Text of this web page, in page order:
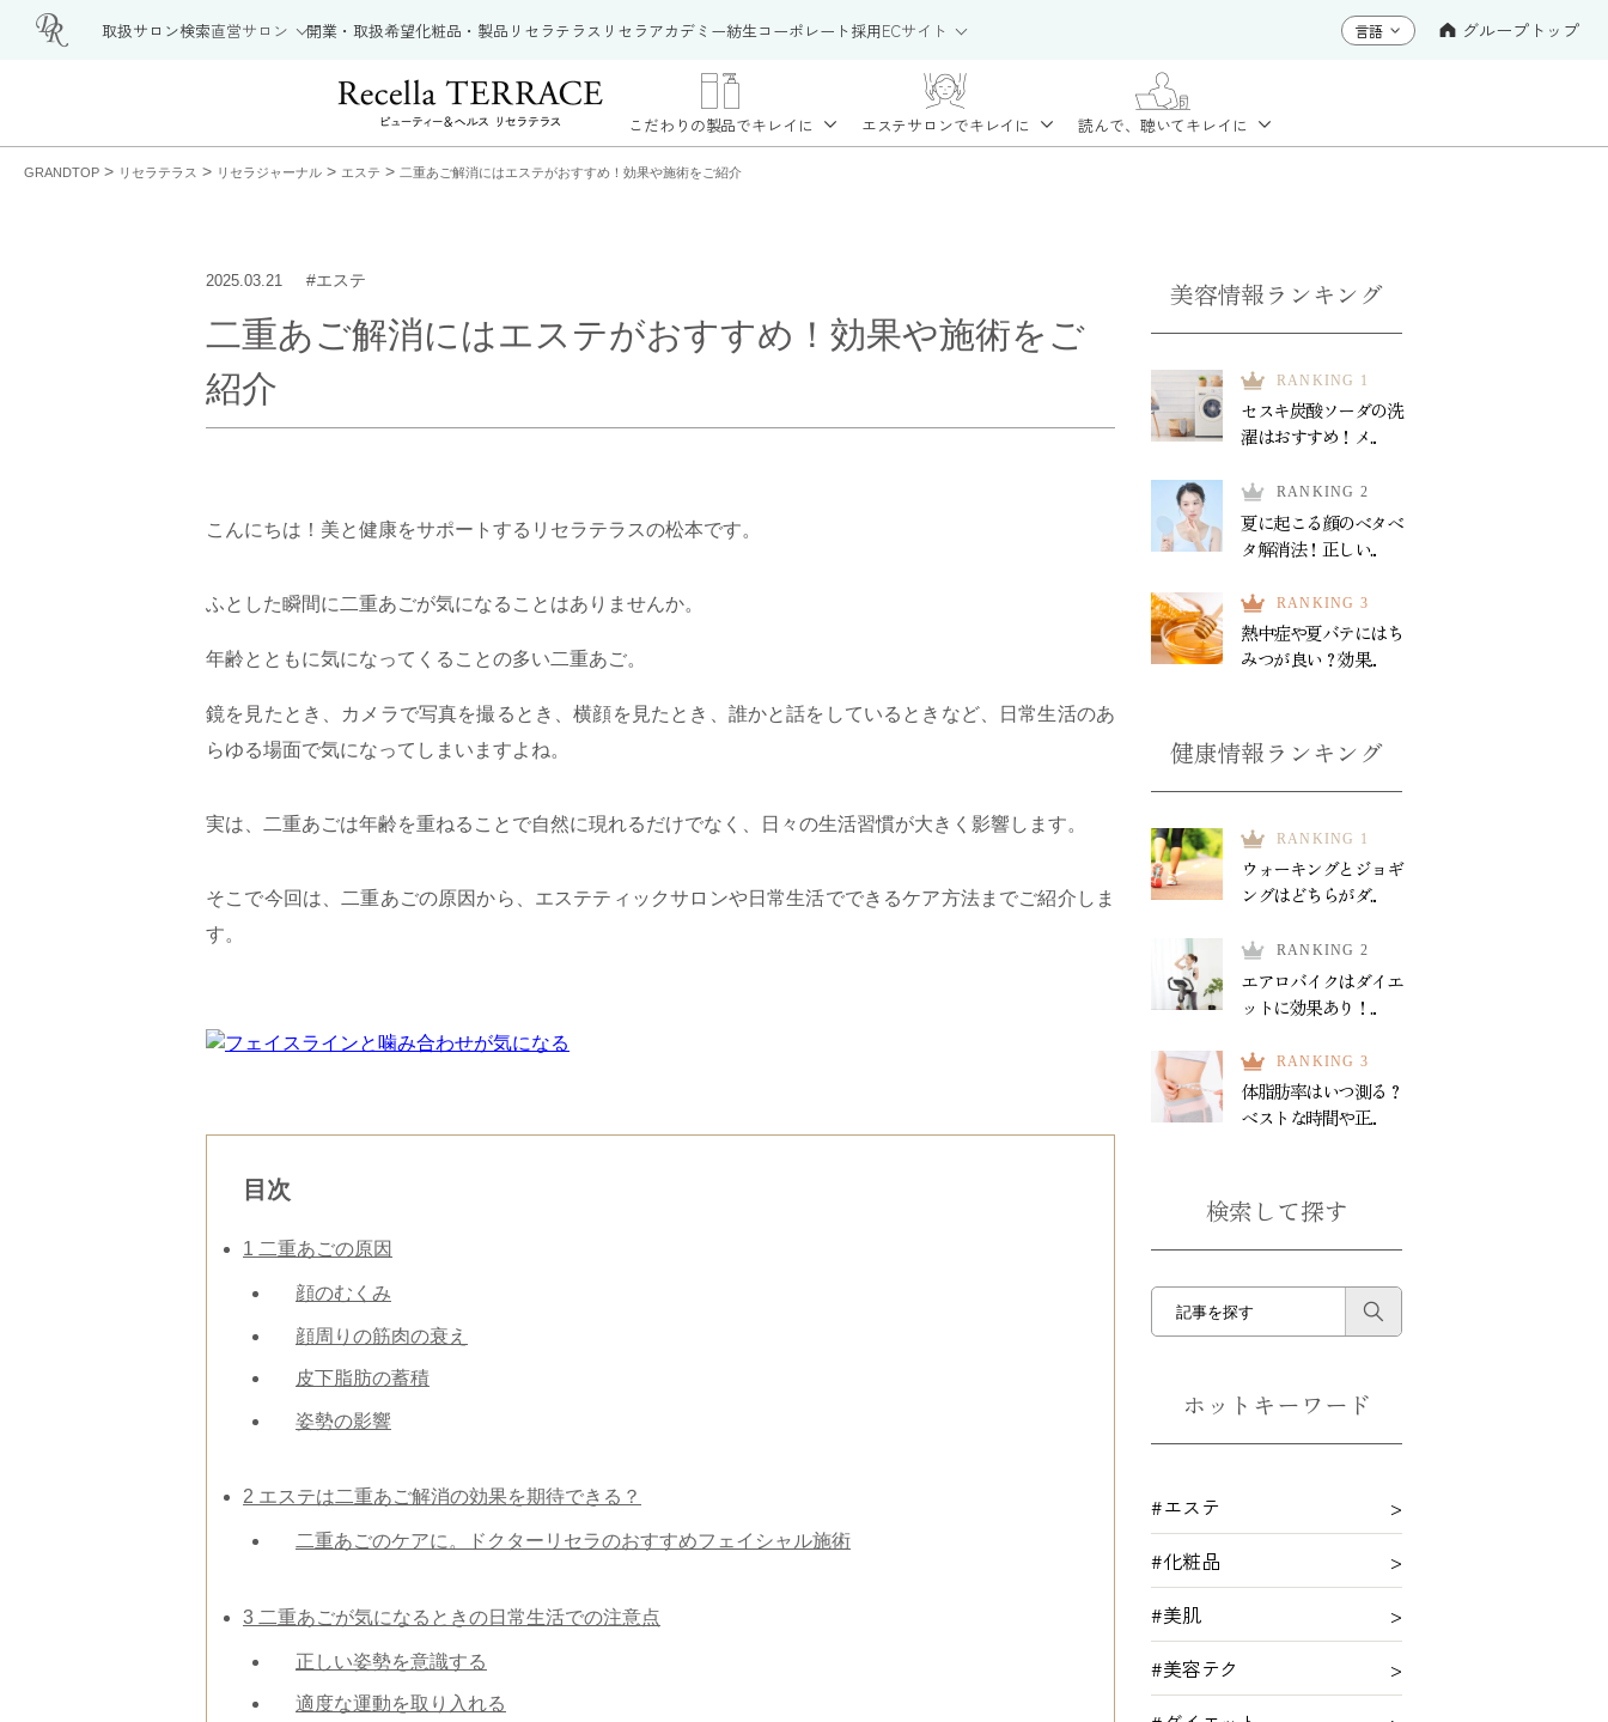
取扱サロン検索直営サロン 開業・取扱希望化粧品・製品 リセラテラス リセラアカデミー紡生コーポレート採用ECサイト グループトップ
こだわりの製品でキレイに エステサロンでキレイに 読んで、聴いてキレイに
GRANDTOP > リセラテラス > リセラジャーナル > エステ > 二重あご解消にはエステがおすすめ！効果や施術をご紹介
2025.03.21 #エステ
二重あご解消にはエステがおすすめ！効果や施術をご
紹介
こんにちは！美と健康をサポートするリセラテラスの松本です。
ふとした瞬間に二重あごが気になることはありませんか。
年齢とともに気になってくることの多い二重あご。
鏡を見たとき、カメラで写真を撮るとき、横顔を見たとき、誰かと話をしているときなど、日常生活のあ
らゆる場面で気になってしまいますよね。
実は、二重あごは年齢を重ねることで自然に現れるだけでなく、日々の生活習慣が大きく影響します。
そこで今回は、二重あごの原因から、エステティックサロンや日常生活でできるケア方法までご紹介しま
す。
目次
1 二重あごの原因
顔のむくみ
顔周りの筋肉の衰え
皮下脂肪の蓄積
姿勢の影響
2 エステは二重あご解消の効果を期待できる？
二重あごのケアに。ドクターリセラのおすすめフェイシャル施術
3 二重あごが気になるときの日常生活での注意点
正しい姿勢を意識する
適度な運動を取り入れる
美容情報ランキング
RANKING 1
セスキ炭酸ソーダの洗
濯はおすすめ！メ...
RANKING 2
夏に起こる顔のベタベ
タ解消法！正しい...
RANKING 3
熱中症や夏バテにはち
みつが良い？効果...
健康情報ランキング
RANKING 1
ウォーキングとジョギ
ングはどちらがダ...
RANKING 2
エアロバイクはダイエ
ットに効果あり！...
RANKING 3
体脂肪率はいつ測る？
ベストな時間や正...
検索して探す
ホットキーワード
#エステ
#化粧品
#美肌
#美容テク